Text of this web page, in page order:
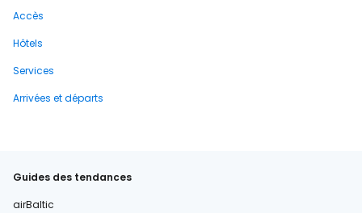
Accès
Hôtels
Services
Arrivées et départs
Guides des tendances
airBaltic